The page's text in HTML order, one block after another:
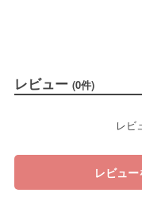
レビュー (0件)
レビ
レビュ